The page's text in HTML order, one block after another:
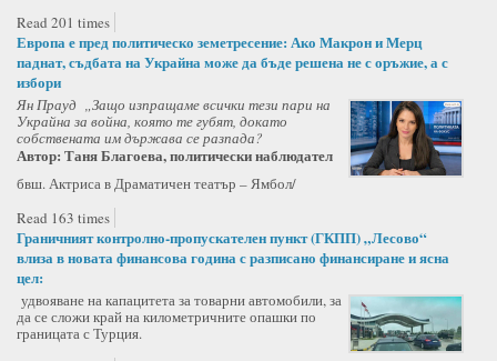
Read 201 times
Европа е пред политическо земетресение: Ако Макрон и Мерц
паднат, съдбата на Украйна може да бъде решена не с оръжие, а с
избори
Ян Прауд „Защо изпращаме всички тези пари на
Украйна за война, която те губят, докато
собствената им държава се разпада?
Автор: Таня Благоева, политически наблюдател
бвш. Актриса в Драматичен театър – Ямбол/
Read 163 times
Граничният контролно-пропускателен пункт (ГКПП) „Лесово“
влиза в новата финансова година с разписано финансиране и ясна
цел:
удвояване на капацитета за товарни автомобили, за
да се сложи край на километричните опашки по
границата с Турция.